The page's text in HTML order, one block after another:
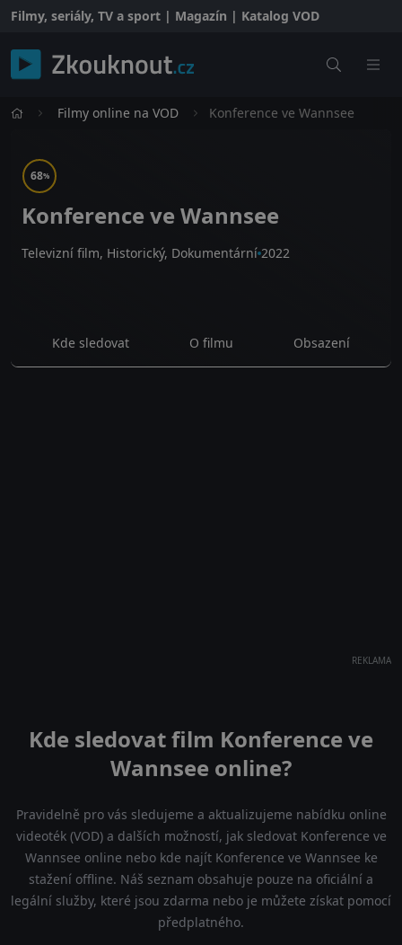
Filmy, seriály, TV a sport | Magazín | Katalog VOD
Filmy online na VOD Konference ve Wannsee
68%
Konference ve Wannsee
Televizní film, Historický, Dokumentární 2022
Kde sledovat O filmu Obsazení
REKLAMA
Kde sledovat film Konference ve
Wannsee online?
Pravidelně pro vás sledujeme a aktualizujeme nabídku online
videoték (VOD) a dalších možností, jak sledovat Konference ve
Wannsee online nebo kde najít Konference ve Wannsee ke
stažení offline. Náš seznam obsahuje pouze na oficiální a
legální služby, které jsou zdarma nebo je můžete získat pomocí
předplatného.